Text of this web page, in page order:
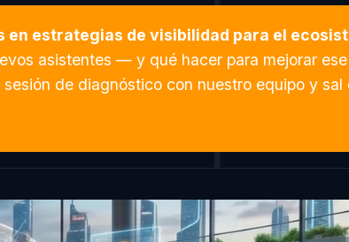
estrategias de visibilidad para el
asistentes — y qué hacer para mejorar
de diagnóstico con nuestro equipo y sal